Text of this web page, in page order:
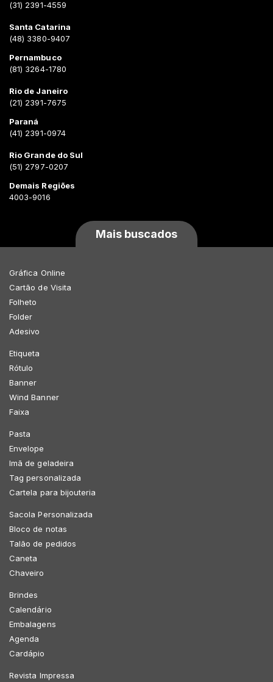
(31) 2391-4559
Santa Catarina
(48) 3380-9407
Pernambuco
(81) 3264-1780
Rio de Janeiro
(21) 2391-7675
Paraná
(41) 2391-0974
Rio Grande do Sul
(51) 2797-0207
Demais Regiões
4003-9016
Mais buscados
Gráfica Online
Cartão de Visita
Folheto
Folder
Adesivo
Etiqueta
Rótulo
Banner
Wind Banner
Faixa
Pasta
Envelope
Imã de geladeira
Tag personalizada
Cartela para bijouteria
Sacola Personalizada
Bloco de notas
Talão de pedidos
Caneta
Chaveiro
Brindes
Calendário
Embalagens
Agenda
Cardápio
Revista Impressa